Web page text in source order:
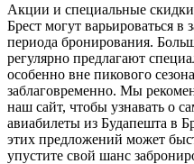
Акции и специальные
Брест могут варьироваться
периода бронирования.
регулярно предлагают
особенно вне пикового
заблаговременно. Мы
наш сайт, чтобы узнавать о
авиабилеты из Будапешта в
этих предложений может
упустите свой шанс